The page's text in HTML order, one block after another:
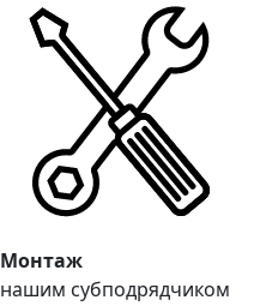
Монтаж
нашим субподрядчиком